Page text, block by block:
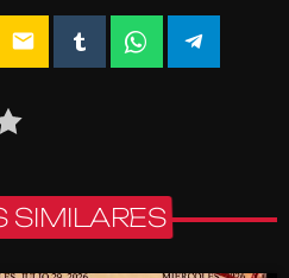
email
SIMILARES